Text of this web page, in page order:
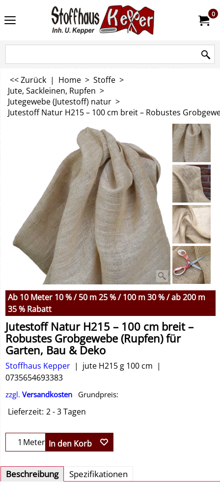
0
<< Zurück | Home > Stoffe >
Jute, Sackleinen, Rupfen >
Jutegewebe (Jutestoff) natur >
Jutestoff Natur H215 – 100 cm breit – Robustes
Ab 10 Meter 10 % / 50 m 25 % / 100 m 30 % / ab 200 m
35 % Rabatt
Jutestoff Natur H215 – 100 cm breit –
Robustes Grobgewebe (Rupfen) für
Garten, Bau & Deko
Stoffhaus Kepper
jute H215 g 100 cm
0735654693383
zzgl. Versandkosten Grundpreis:
Lieferzeit: 2 - 3 Tagen
Meter In den Korb
Beschreibung Spezifikationen